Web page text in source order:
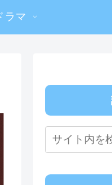
ラマ